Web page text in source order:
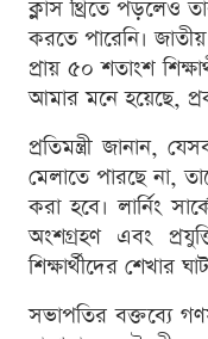
ক্লাস থ্রিতে পড়লেও
করতে পারেনি।
প্রায় ৫০ শতাংশ
আমার মনে হয়েছে,
প্রতিমন্ত্রী জানান,
মেলাতে পারছে না,
করা হবে। লার্নিং
অংশগ্রহণ এবং
শিক্ষার্থীদের শেখার
সভাপতির বক্তব্যে